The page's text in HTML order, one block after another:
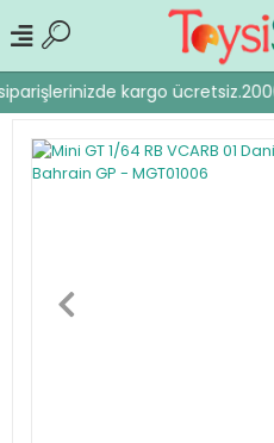
kargo ücretsiz.